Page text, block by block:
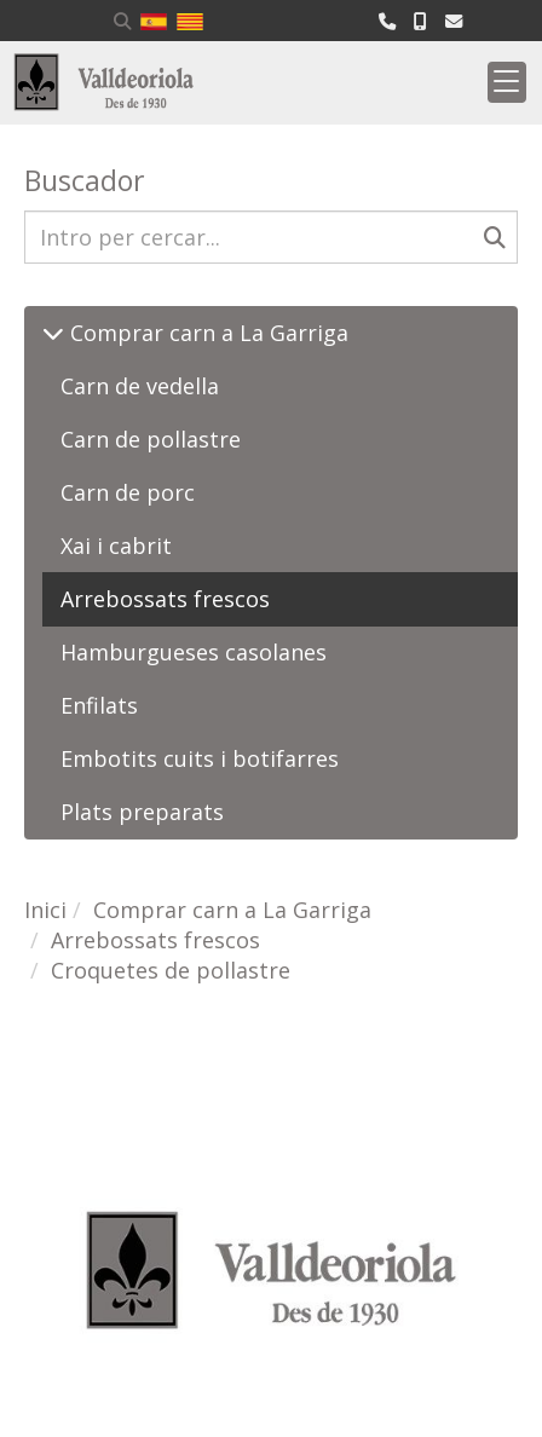
Buscador
Comprar carn a La Garriga
Carn de vedella
Carn de pollastre
Carn de porc
Xai i cabrit
Arrebossats frescos
Hamburgueses casolanes
Enfilats
Embotits cuits i botifarres
Plats preparats
Inici
Comprar carn a La Garriga
Arrebossats frescos
Croquetes de pollastre